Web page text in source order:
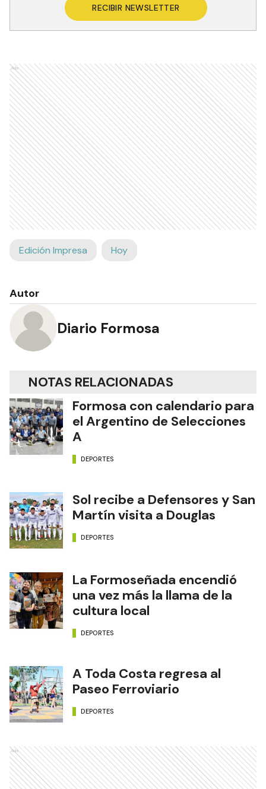
RECIBIR NEWSLETTER
Ads
Edición Impresa Hoy
Autor
Diario Formosa
NOTAS RELACIONADAS
Formosa con calendario para
el Argentino de Selecciones
A
DEPORTES
Sol recibe a Defensores y San
Martín visita a Douglas
DEPORTES
La Formoseñada encendió
una vez más la llama de la
cultura local
DEPORTES
A Toda Costa regresa al
Paseo Ferroviario
DEPORTES
Ads